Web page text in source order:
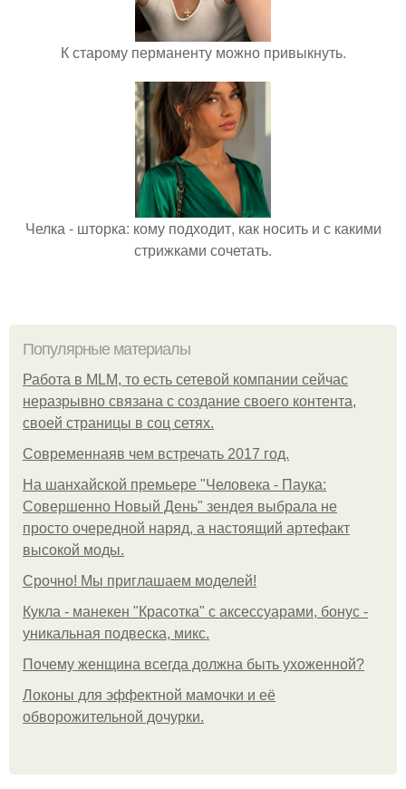
К старому перманенту можно привыкнуть.
Челка - шторка: кому подходит, как носить и с какими
стрижками сочетать.
Популярные материалы
Работа в MLM, то есть сетевой компании сейчас
неразрывно связана с создание своего контента,
своей страницы в соц сетях.
Современнаяв чем встречать 2017 год.
На шанхайской премьере "Человека - Паука:
Совершенно Новый День" зендея выбрала не
просто очередной наряд, а настоящий артефакт
высокой моды.
Срочно! Мы приглашаем моделей!
Кукла - манекен "Красотка" с аксессуарами, бонус -
уникальная подвеска, микс.
Почему женщина всегда должна быть ухоженной?
Локоны для эффектной мамочки и её
обворожительной дочурки.